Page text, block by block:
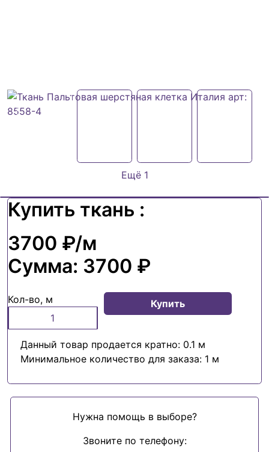
Ещё 1
Купить ткань :
3700 ₽/м
Сумма: 3700 ₽
Кол-во, м Купить
Данный товар продается кратно: 0.1 м
Минимальное количество для заказа: 1 м
Нужна помощь в выборе?
Звоните по телефону: